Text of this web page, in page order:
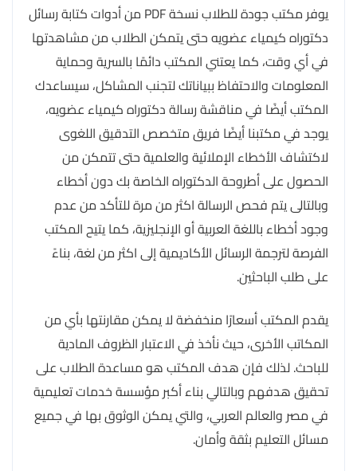
يوفر مكتب جودة للطلاب نسخة PDF من أدوات كتابة رسائل
دكتوراه كيمياء عضويه حتى يتمكن الطلاب من مشاهدتها
في أي وقت، كما يعتني المكتب دائمًا بالسرية وحماية
المعلومات والاحتفاظ ببياناتك لتجنب المشاكل، سيساعدك
المكتب أيضًا في مناقشة رسالة دكتوراه كيمياء عضويه،
يوجد في مكتبنا أيضًا فريق متخصص التدقيق اللغوى
لاكتشاف الأخطاء الإملائية والعلمية حتى تتمكن من
الحصول على أطروحة الدكتوراه الخاصة بك دون أخطاء
وبالتالى يتم فحص الرسالة اكثر من مرة للتأكد من عدم
وجود أخطاء باللغة العربية أو الإنجليزية، كما يتيح المكتب
الفرصة لترجمة الرسائل الأكاديمية إلى اكثر من لغة، بناءً
على طلب الباحثين.
يقدم المكتب أسعارًا منخفضة لا يمكن مقارنتها بأي من
المكاتب الأخرى، حيث نأخذ في الاعتبار الظروف المادية
للباحث. لذلك فإن هدف المكتب هو مساعدة الطلاب على
تحقيق هدفهم وبالتالي بناء أكبر مؤسسة خدمات تعليمية
في مصر والعالم العربي، والتي يمكن الوثوق بها في جميع
مسائل التعليم بثقة وأمان.